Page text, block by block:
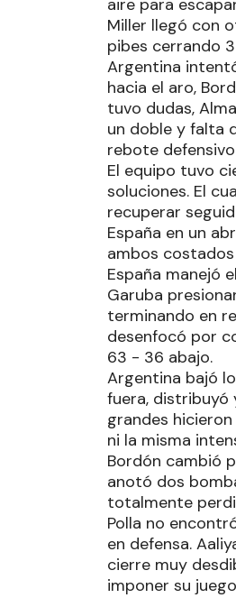
aire para
Miller llegó con
pibes cerrando
Argentina
hacia el aro,
tuvo dudas,
un doble y falta
rebote
El equipo tuvo
soluciones. El
recuperar
España en un
ambos
España manejó
Garuba
terminando en
desenfocó por
63 - 36 abajo.
Argentina bajó
fuera, distribuyó
grandes
ni la misma
Bordón cambió
anotó dos
totalmente
Polla no
en defensa.
cierre muy
imponer su